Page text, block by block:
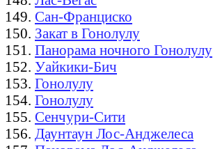
Сан-Франциско
Закат в Гонолулу
Панорама ночного Гонолулу
Уайкики-Бич
Гонолулу
Гонолулу
Сенчури-Сити
Даунтаун Лос-Анджелеса